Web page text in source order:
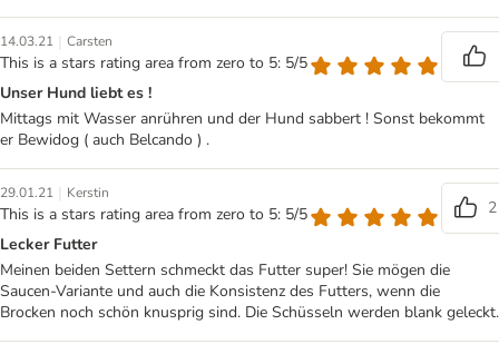
14.03.21 | Carsten
This is a stars rating area from zero to 5: 5/5
Unser Hund liebt es !
Mittags mit Wasser anrühren und der Hund sabbert ! Sonst bekommt
er Bewidog ( auch Belcando ) .
29.01.21 | Kerstin
This is a stars rating area from zero to 5: 5/5
2
Lecker Futter
Meinen beiden Settern schmeckt das Futter super! Sie mögen die
Saucen-Variante und auch die Konsistenz des Futters, wenn die
Brocken noch schön knusprig sind. Die Schüsseln werden blank geleckt.